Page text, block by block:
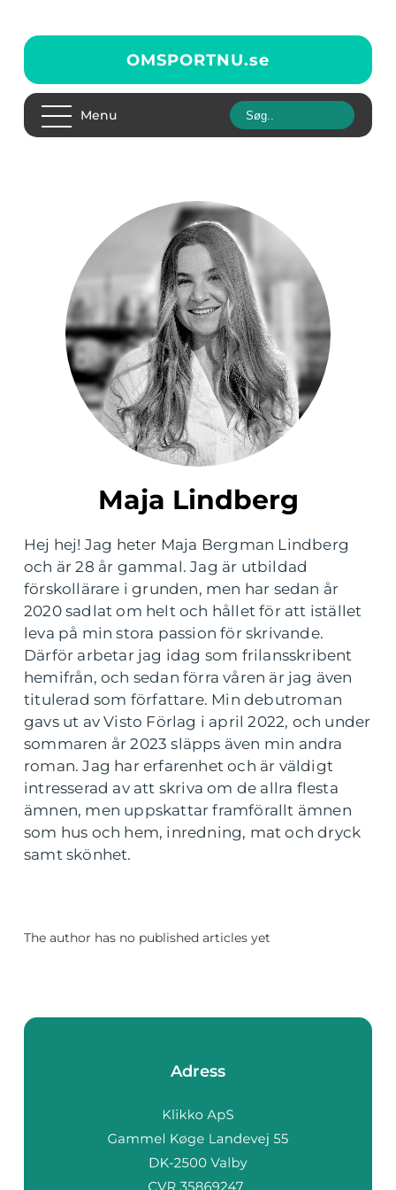
OMSPORTNU.se
Menu
Maja Lindberg
Hej hej! Jag heter Maja Bergman Lindberg
och är 28 år gammal. Jag är utbildad
förskollärare i grunden, men har sedan år
2020 sadlat om helt och hållet för att istället
leva på min stora passion för skrivande.
Därför arbetar jag idag som frilansskribent
hemifrån, och sedan förra våren är jag även
titulerad som författare. Min debutroman
gavs ut av Visto Förlag i april 2022, och under
sommaren år 2023 släpps även min andra
roman. Jag har erfarenhet och är väldigt
intresserad av att skriva om de allra flesta
ämnen, men uppskattar framförallt ämnen
som hus och hem, inredning, mat och dryck
samt skönhet.
The author has no published articles yet
Adress